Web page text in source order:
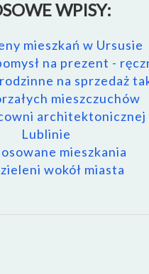
WPISY:
mieszkań w Ursusie
na prezent -
na sprzedaż
mieszczuchów
architektonicznej
Lublinie
mieszkania
wokół miasta